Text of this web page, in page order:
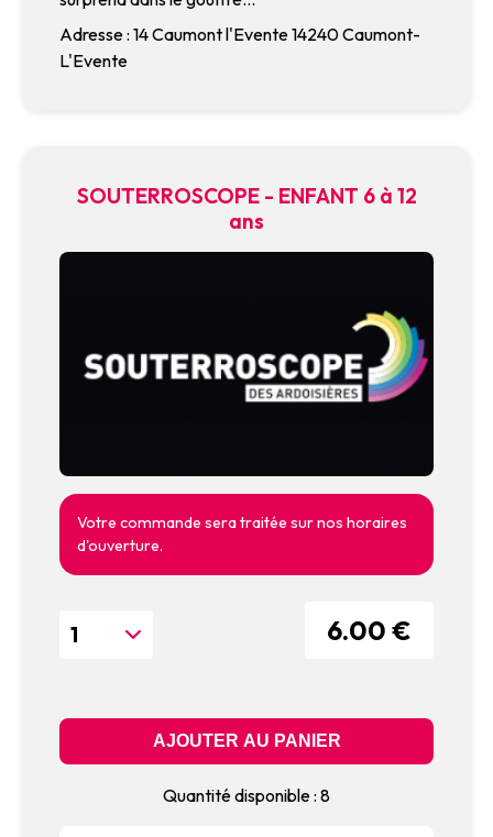
Adresse : 14 Caumont l'Evente 14240 Caumont-
L'Evente
SOUTERROSCOPE - ENFANT 6 à 12
ans
Votre commande sera traitée sur nos horaires
d'ouverture.
6.00 €
Quantité disponible : 8